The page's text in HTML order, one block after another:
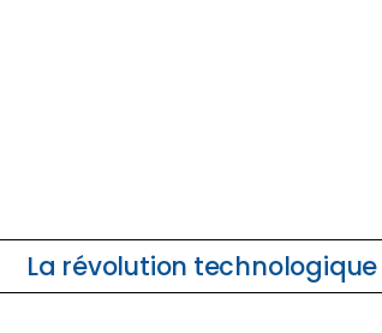
La révolution technologique